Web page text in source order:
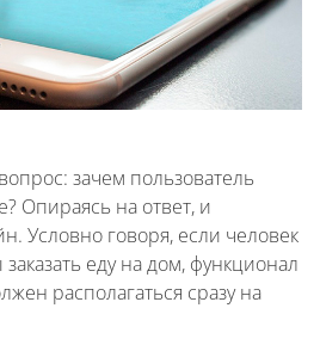
зачем пользователь
Опираясь на ответ, и
Условно говоря, если человек
еду на дом, функционал
располагаться сразу на